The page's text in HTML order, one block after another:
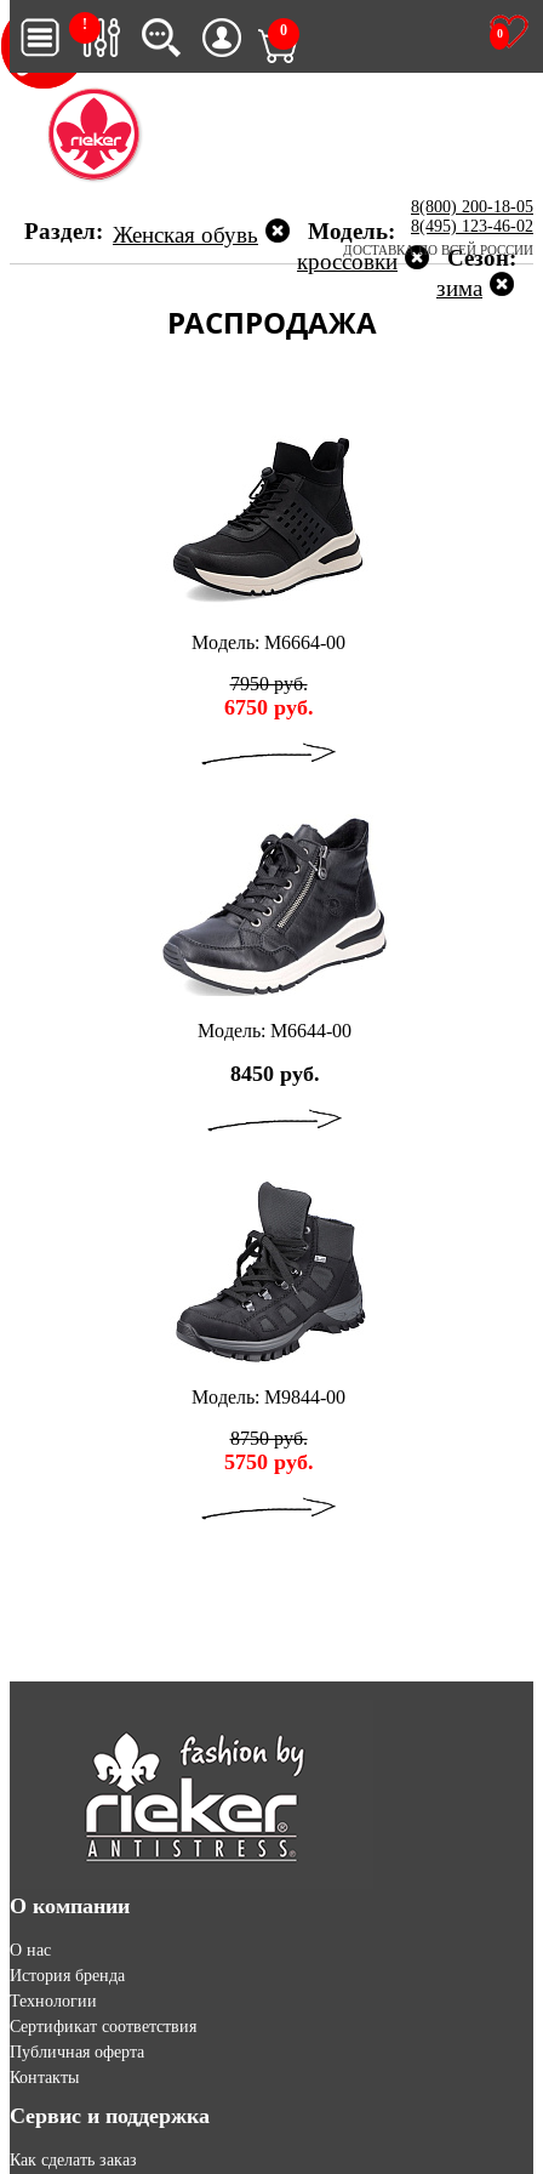
!
0
0
8(800) 200-18-05
8(495) 123-46-02
ДОСТАВКА ПО ВСЕЙ РОССИИ
Раздел: Женская обувь
Модель:
кроссовки
Сезон:
зима
РАСПРОДАЖА
Модель: M6664-00
7950 руб.
6750 руб.
Модель: M6644-00
8450 руб.
Модель: M9844-00
8750 руб.
5750 руб.
О компании
О нас
История бренда
Технологии
Сертификат соответствия
Публичная оферта
Контакты
Сервис и поддержка
Как сделать заказ